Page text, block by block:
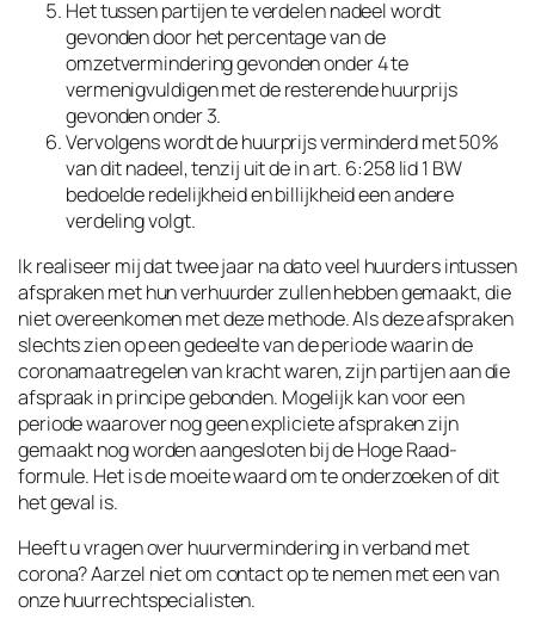
Het tussen partijen te verdelen nadeel wordt
gevonden door het percentage van de
omzetvermindering gevonden onder 4 te
vermenigvuldigen met de resterende huurprijs
gevonden onder 3.
Vervolgens wordt de huurprijs verminderd met 50%
van dit nadeel, tenzij uit de in art. 6:258 lid 1 BW
bedoelde redelijkheid en billijkheid een andere
verdeling volgt.
Ik realiseer mij dat twee jaar na dato veel huurders intussen
afspraken met hun verhuurder zullen hebben gemaakt, die
niet overeenkomen met deze methode. Als deze afspraken
slechts zien op een gedeelte van de periode waarin de
coronamaatregelen van kracht waren, zijn partijen aan die
afspraak in principe gebonden. Mogelijk kan voor een
periode waarover nog geen expliciete afspraken zijn
gemaakt nog worden aangesloten bij de Hoge Raad-
formule. Het is de moeite waard om te onderzoeken of dit
het geval is.
Heeft u vragen over huurvermindering in verband met
corona? Aarzel niet om contact op te nemen met een van
onze huurrechtspecialisten.